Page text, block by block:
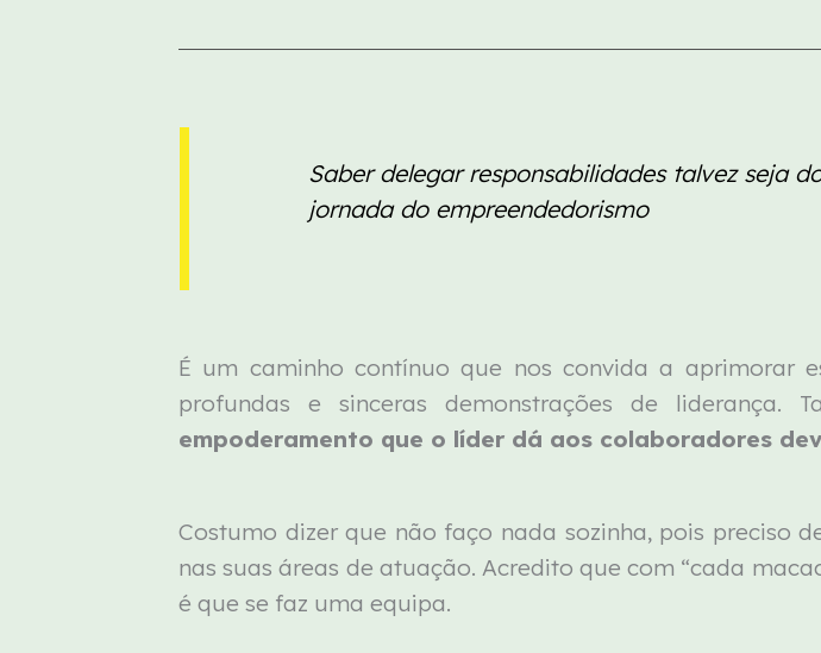
Saber delegar responsabilidades talvez seja
jornada do empreendedorismo
É um caminho contínuo que nos convida a aprimorar
profundas e sinceras demonstrações de
empoderamento que o líder dá aos colaboradores
Costumo dizer que não faço nada sozinha, pois preciso
nas suas áreas de atuação. Acredito que com “cada
é que se faz uma equipa.